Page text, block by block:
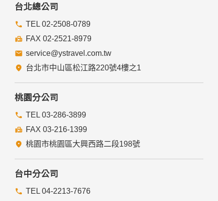
四、網站對外的相關連結
提供的連結，點選進入其他網站。但該連結網站不適用本網站
的隱私權保護政策，您必須參考該連結網站中的隱私權保護政
策。
五、與第三人共用個人資料之政策
本網站絕不會提供、交換、出租或出售任何您的個人資料給其
他個人、團體、私人企業或公務機關，但有法律依據或合約義
務者，不在此限。
前項但書之情形包括不限於：
經由您書面同意。
法律明文規定。
與公務機關或學術研究機構合作，基於公共利益為統計或學術
研究而有必要，且資料經過提供者處理或蒐集者依其揭露方式
無從識別特定之當事人。
當您在網站的行為，違反服務條款或可能損害或妨礙網站與其
台北總公司
TEL 02-2508-0789
FAX 02-2521-8979
service@ystravel.com.tw
台北市中山區松江路220號4樓之1
桃園分公司
TEL 03-286-3899
FAX 03-216-1399
桃園市桃園區大興西路二段198號
台中分公司
TEL 04-2213-7676